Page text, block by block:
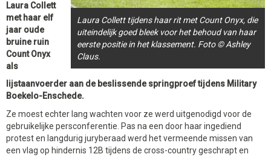
Laura Collett tijdens haar rit met Count Onyx, die
uiteindelijk goed bleek voor het behoud van haar
eerste positie in het klassement. Foto © Ashley
Claus.
Laura Collett
met haar elf
jaar oude
bruine ruin
Count Onyx
als
lijstaanvoerder aan de beslissende springproef tijdens Military
Boekelo-Enschede.
Ze moest echter lang wachten voor ze werd uitgenodigd voor de
gebruikelijke persconferentie. Pas na een door haar ingediend
protest en langdurig juryberaad werd het vermeende missen van
een vlag op hindernis 12B tijdens de cross-country geschrapt en